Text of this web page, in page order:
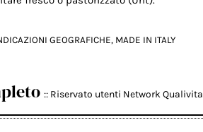
GEOGRAFICHE, MADE IN ITALY
:: Riservato utenti Network Qualivita